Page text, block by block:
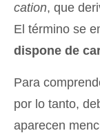
cation, que
El término se
dispone de
Para
por lo tanto,
aparecen